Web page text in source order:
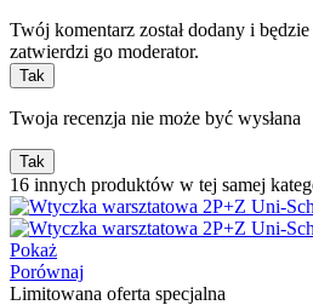
Twój komentarz został dodany i
zatwierdzi go moderator.
Tak
Twoja recenzja nie może być wysłana
Tak
16 innych produktów w tej samej
Pokaż
Porównaj
Limitowana oferta specjalna